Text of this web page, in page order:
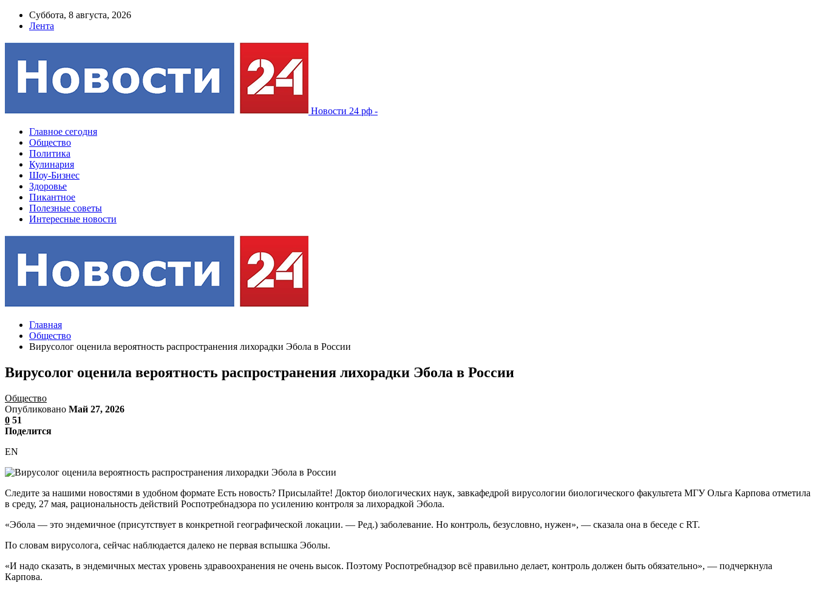
Суббота, 8 августа, 2026
Лента
Новости 24 рф -
Главное сегодня
Общество
Политика
Кулинария
Шоу-Бизнес
Здоровье
Пикантное
Полезные советы
Интересные новости
Главная
Общество
Вирусолог оценила вероятность распространения лихорадки Эбола в России
Вирусолог оценила вероятность распространения лихорадки Эбола в России
Общество
Опубликовано Май 27, 2026
0 51
Поделится
EN
Следите за нашими новостями в удобном формате Есть новость? Присылайте! Доктор биологических наук, завкафедрой вирусологии биологического факультета МГУ Ольга Карпова отметила
в среду, 27 мая, рациональность действий Роспотребнадзора по усилению контроля за лихорадкой Эбола.
«Эбола — это эндемичное (присутствует в конкретной географической локации. — Ред.) заболевание. Но контроль, безусловно, нужен», — сказала она в беседе с RT.
По словам вирусолога, сейчас наблюдается далеко не первая вспышка Эболы.
«И надо сказать, в эндемичных местах уровень здравоохранения не очень высок. Поэтому Роспотребнадзор всё правильно делает, контроль должен быть обязательно», — подчеркнула
Карпова.